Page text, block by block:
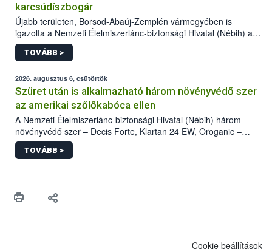
karcsúdíszbogár
Újabb területen, Borsod-Abaúj-Zemplén vármegyében is
igazolta a Nemzeti Élelmiszerlánc-biztonsági Hivatal (Nébih) a
kőrisrontó karcsúdíszbogár (Agrilus planipennis) jelenlétét. A
kártevőt nem csak színcsapdában találták meg, de már fertőzött
az intenzív felderítést, emellett az intézkedéseket a szlovák
hatósággal is összehangolják a terjedés megállítása érdekében.
TOVÁBB >
2026. augusztus 6, csütörtök
Szüret után is alkalmazható három növényvédő szer
az amerikai szőlőkabóca ellen
A Nemzeti Élelmiszerlánc-biztonsági Hivatal (Nébih) három
növényvédő szer – Decis Forte, Klartan 24 EW, Oroganic –
engedélyokiratát módosította, így azok a szüretet követően,
egészen a vesszőérettség (BBCH 91) stádiumáig
érésű szőlőkben is legyen lehetőség a károsító elleni további
felhasználók számára is elérhető és ökológiai termesztésben is
TOVÁBB >
Cookie beállítások